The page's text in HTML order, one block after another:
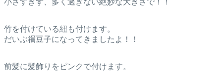
小さすぎず、多く過ぎない絶妙な大きさで！！
竹を付けている紐も付けます。
だいぶ禰豆子になってきましたよ！！
前髪に髪飾りをピンクで付けます。